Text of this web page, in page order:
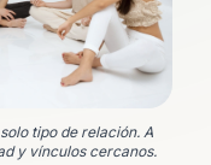
tipo de relación. A
y vínculos cercanos.